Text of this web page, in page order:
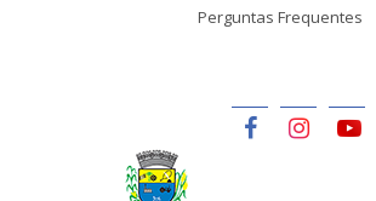
Perguntas Frequentes